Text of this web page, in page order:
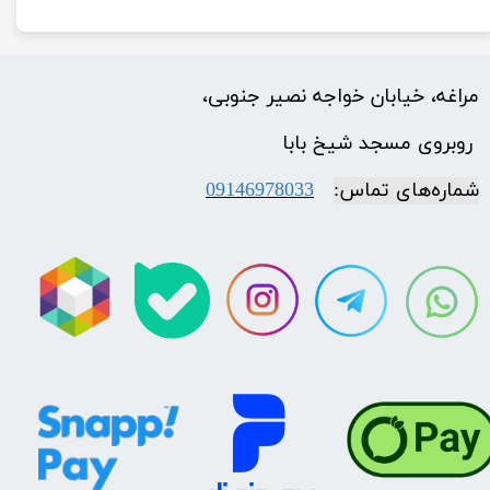
مراغه، خیابان خواجه نصیر جنوبی،
​​​​​​​ روبروی مسجد شیخ بابا
شماره‌‌های تماس:
09146978033